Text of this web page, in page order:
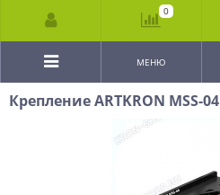
МЕНЮ
Крепление ARTKRON MSS-04
0